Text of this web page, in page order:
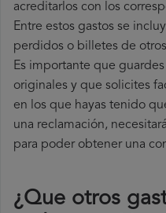
acreditarlos con los
Entre estos gastos se
perdidos o billetes de
Es importante que
originales y que solicites
en los que hayas tenido
una reclamación,
para poder obtener una
¿Que otros